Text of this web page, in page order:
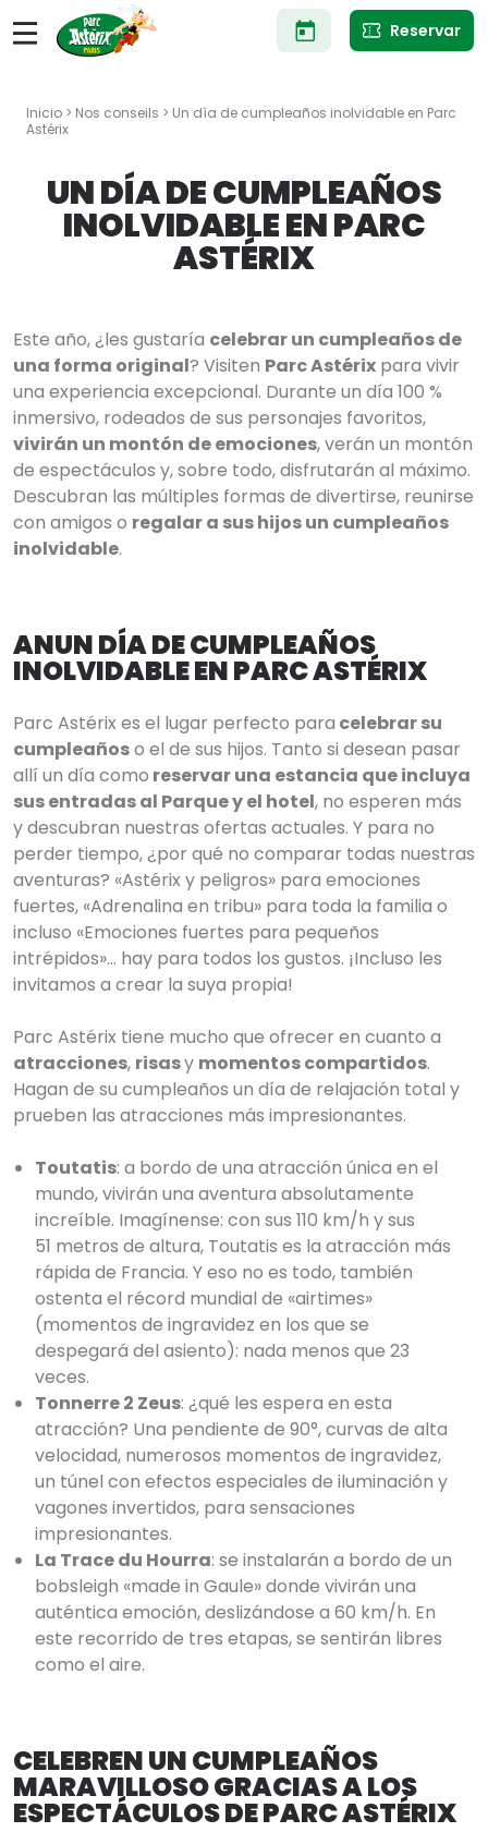
al
contenido
Reservar
Inicio > Nos conseils > Un día de cumpleaños inolvidable en Parc
Astérix
UN DÍA DE CUMPLEAÑOS
INOLVIDABLE EN PARC
ASTÉRIX
Este año, ¿les gustaría celebrar un cumpleaños de
una forma original? Visiten Parc Astérix para vivir
una experiencia excepcional. Durante un día 100 %
inmersivo, rodeados de sus personajes favoritos,
vivirán un montón de emociones, verán un montón
de espectáculos y, sobre todo, disfrutarán al máximo.
Descubran las múltiples formas de divertirse, reunirse
con amigos o regalar a sus hijos un cumpleaños
inolvidable.
ANUN DÍA DE CUMPLEAÑOS
INOLVIDABLE EN PARC ASTÉRIX
Parc Astérix es el lugar perfecto para celebrar su
cumpleañoso el de sus hijos. Tanto si desean pasar
allí un día como reservar una estancia que incluya
sus entradas al Parque y el hotel, no esperen más
y descubran nuestras ofertas actuales. Y para no
perder tiempo, ¿por qué no comparar todas nuestras
aventuras? «Astérix y peligros» para emociones
fuertes, «Adrenalina en tribu» para toda la familia o
incluso «Emociones fuertes para pequeños
intrépidos»... hay para todos los gustos. ¡Incluso les
invitamos a crear la suya propia!
Parc Astérix tiene mucho que ofrecer en cuanto a
atracciones, risasy momentos compartidos.
Hagan de su cumpleaños un día de relajación total y
prueben las atracciones más impresionantes.
Toutatis: a bordo de una atracción única en el
mundo, vivirán una aventura absolutamente
increíble. Imagínense: con sus 110 km/h y sus
51 metros de altura, Toutatis es la atracción más
rápida de Francia. Y eso no es todo, también
ostenta el récord mundial de «airtimes»
(momentos de ingravidez en los que se
despegará del asiento): nada menos que 23
veces.
Tonnerre 2 Zeus: ¿qué les espera en esta
atracción? Una pendiente de 90°, curvas de alta
velocidad, numerosos momentos de ingravidez,
un túnel con efectos especiales de iluminación y
vagones invertidos, para sensaciones
impresionantes.
La Trace du Hourra: se instalarán a bordo de un
bobsleigh «made in Gaule» donde vivirán una
auténtica emoción, deslizándose a 60 km/h. En
este recorrido de tres etapas, se sentirán libres
como el aire.
CELEBREN UN CUMPLEAÑOS
MARAVILLOSO GRACIAS A LOS
ESPECTÁCULOS DE PARC ASTÉRIX